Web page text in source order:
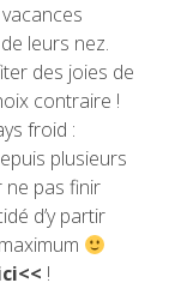
leurs nez.
des joies de
contraire !
froid :
plusieurs
ne pas finir
d’y partir
!